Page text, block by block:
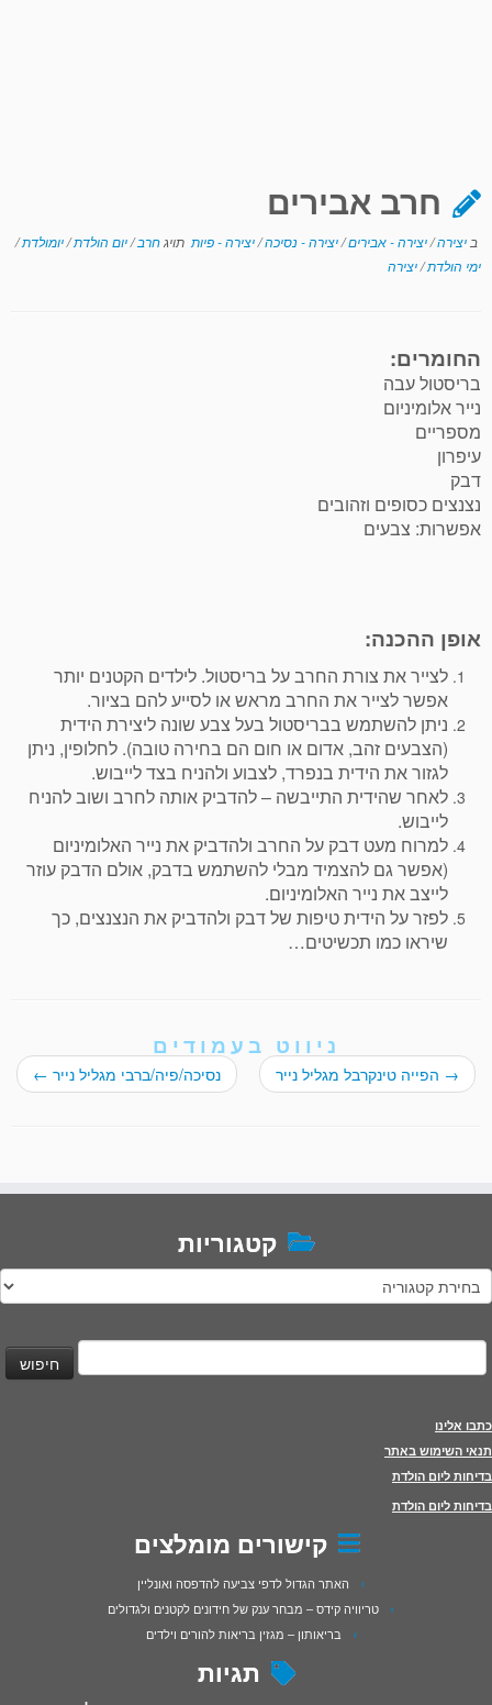
חרב אבירים
ב יצירה/יצירה - אבירים/יצירה - נסיכה/יצירה - פיות תויגחרב/יום הולדת/יומולדת/
ימי הולדת/יצירה
החומרים:
בריסטול עבה
נייר אלומיניום
מספריים
עיפרון
דבק
נצנצים כסופים וזהובים
אפשרות: צבעים
אופן ההכנה:
לצייר את צורת החרב על בריסטול. לילדים הקטנים יותר
אפשר לצייר את החרב מראש או לסייע להם בציור.
ניתן להשתמש בבריסטול בעל צבע שונה ליצירת הידית
(הצבעים זהב, אדום או חום הם בחירה טובה). לחלופין, ניתן
לגזור את הידית בנפרד, לצבוע ולהניח בצד לייבוש.
לאחר שהידית התייבשה – להדביק אותה לחרב ושוב להניח
לייבוש.
למרוח מעט דבק על החרב ולהדביק את נייר האלומיניום
(אפשר גם להצמיד מבלי להשתמש בדבק, אולם הדבק עוזר
לייצב את נייר האלומיניום.
לפזר על הידית טיפות של דבק ולהדביק את הנצנצים, כך
שיראו כמו תכשיטים…
ניווט בעמודים
→ הפייה טינקרבל מגליל נייר נסיכה/פיה/ברבי מגליל נייר ←
קטגוריות
קטגוריות
חיפוש:
כתבו אלינו
תנאי השימוש באתר
בדיחות ליום הולדת
בדיחות ליום הולדת
קישורים מומלצים
האתר הגדול לדפי צביעה להדפסה ואונליין
טריוויה קידס – מבחר ענק של חידונים לקטנים ולגדולים
בריאותון – מגזין בריאות להורים וילדים
תגיות